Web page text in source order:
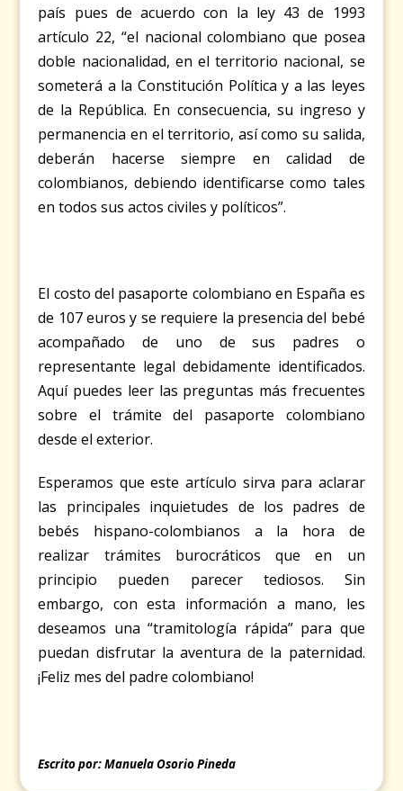
país pues de acuerdo con la ley 43 de 1993
artículo 22, “el nacional colombiano que posea
doble nacionalidad, en el territorio nacional, se
someterá a la Constitución Política y a las leyes
de la República. En consecuencia, su ingreso y
permanencia en el territorio, así como su salida,
deberán hacerse siempre en calidad de
colombianos, debiendo identificarse como tales
en todos sus actos civiles y políticos”.
El costo del pasaporte colombiano en España es
de 107 euros y se requiere la presencia del bebé
acompañado de uno de sus padres o
representante legal debidamente identificados.
Aquí puedes leer las preguntas más frecuentes
sobre el trámite del pasaporte colombiano
desde el exterior.
Esperamos que este artículo sirva para aclarar
las principales inquietudes de los padres de
bebés hispano-colombianos a la hora de
realizar trámites burocráticos que en un
principio pueden parecer tediosos. Sin
embargo, con esta información a mano, les
deseamos una “tramitología rápida” para que
puedan disfrutar la aventura de la paternidad.
¡Feliz mes del padre colombiano!
Escrito por: Manuela Osorio Pineda